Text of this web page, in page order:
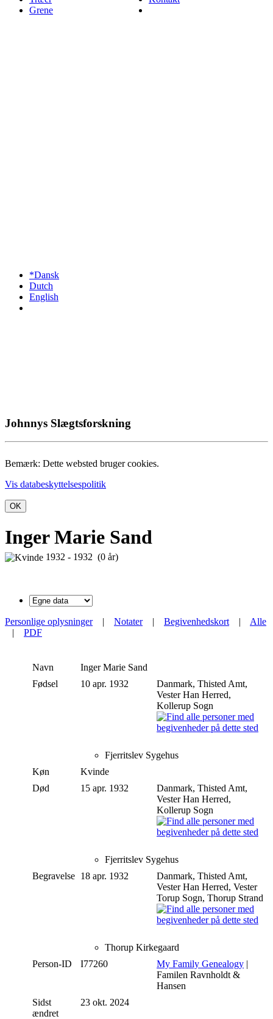
Grene
*Dansk
Dutch
English
Johnnys Slægtsforskning
Bemærk: Dette websted bruger cookies.
Vis databeskyttelsespolitik
OK
Inger Marie Sand
1932 - 1932 (0 år)
Personlige oplysninger| Notater| Begivenhedskort | Alle
| PDF
Navn Inger Marie Sand
Fødsel
10 apr. 1932
Danmark, Thisted Amt,
Vester Han Herred,
Kollerup Sogn
Fjerritslev Sygehus
Køn
Kvinde
Død
15 apr. 1932
Danmark, Thisted Amt,
Vester Han Herred,
Kollerup Sogn
Fjerritslev Sygehus
Begravelse 18 apr. 1932
Danmark, Thisted Amt,
Vester Han Herred, Vester
Torup Sogn, Thorup Strand
Thorup Kirkegaard
Person-ID
I77260 My Family Genealogy |
Familen Ravnholdt &
Hansen
Sidst
ændret
23 okt. 2024